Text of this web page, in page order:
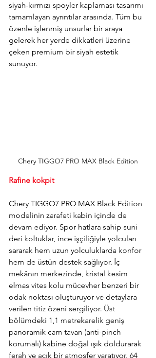
siyah-kırmızı spoyler kaplaması tasarımı
tamamlayan ayrıntılar arasında. Tüm bu
özenle işlenmiş unsurlar bir araya
gelerek her yerde dikkatleri üzerine
çeken premium bir siyah estetik
sunuyor.
Chery TIGGO7 PRO MAX Black Edition
Rafine kokpit
Chery TIGGO7 PRO MAX Black Edition
modelinin zarafeti kabin içinde de
devam ediyor. Spor hatlara sahip suni
deri koltuklar, ince işçiliğiyle yolcuları
sararak hem uzun yolculuklarda konfor
hem de üstün destek sağlıyor. İç
mekânın merkezinde, kristal kesim
elmas vites kolu mücevher benzeri bir
odak noktası oluşturuyor ve detaylara
verilen titiz özeni sergiliyor. Üst
bölümdeki 1,1 metrekarelik geniş
panoramik cam tavan (anti-pinch
korumalı) kabine doğal ışık doldurarak
ferah ve açık bir atmosfer yaratıyor. 64